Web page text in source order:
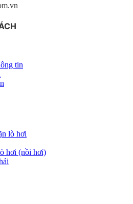
tin
lò hơi
hơi (nồi hơi)